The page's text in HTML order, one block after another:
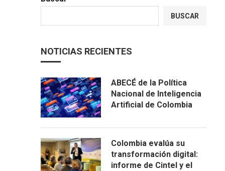
BUSCAR
NOTICIAS RECIENTES
ABECÉ de la Política
Nacional de Inteligencia
Artificial de Colombia
Colombia evalúa su
transformación digital:
informe de Cintel y el